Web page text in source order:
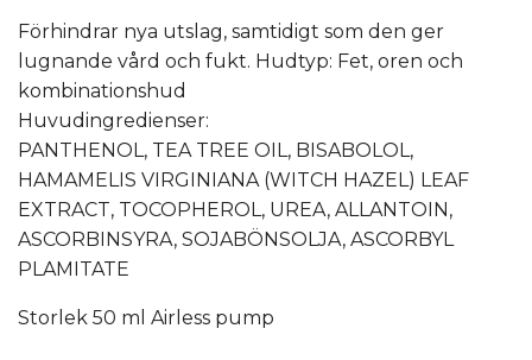
Förhindrar nya utslag, samtidigt som den ger
lugnande vård och fukt. Hudtyp: Fet, oren och
kombinationshud
Huvudingredienser:
PANTHENOL, TEA TREE OIL, BISABOLOL,
HAMAMELIS VIRGINIANA (WITCH HAZEL) LEAF
EXTRACT, TOCOPHEROL, UREA, ALLANTOIN,
ASCORBINSYRA, SOJABÖNSOLJA, ASCORBYL
PLAMITATE
Storlek 50 ml Airless pump